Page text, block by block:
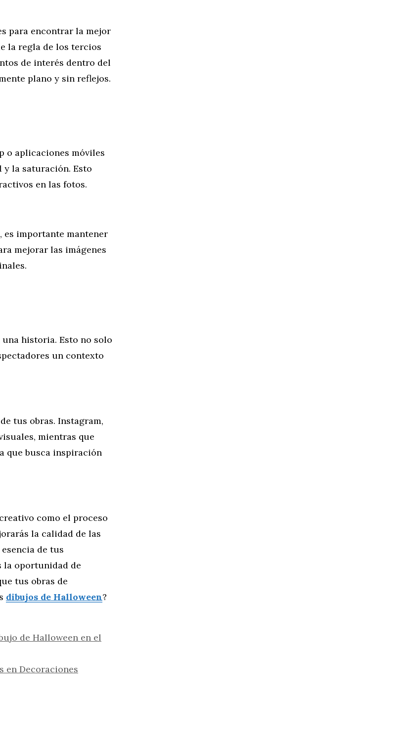
para encontrar la mejor
la regla de los tercios
de interés dentro del
plano y sin reflejos.
o aplicaciones móviles
y la saturación. Esto
en las fotos.
importante mantener
mejorar las imágenes
historia. Esto no solo
un contexto
tus obras. Instagram,
mientras que
que busca inspiración
como el proceso
la calidad de las
de tus
la oportunidad de
tus obras de
dibujos de Halloween?
de Halloween en el
en Decoraciones